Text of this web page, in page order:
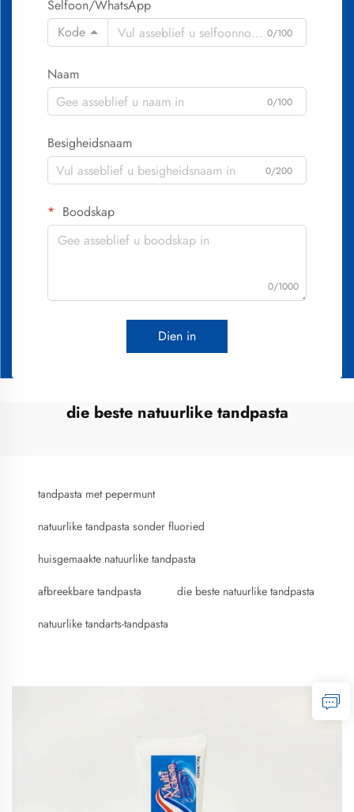
Selfoon/WhatsApp
Kode
0/100
Naam
0/100
Besigheidsnaam
0/200
Boodskap
0/1000
Dien in
die beste natuurlike tandpasta
tandpasta met pepermunt
natuurlike tandpasta sonder fluoried
huisgemaakte natuurlike tandpasta
afbreekbare tandpasta die beste natuurlike tandpasta
natuurlike tandarts-tandpasta